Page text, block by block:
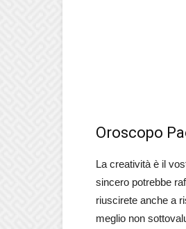
Oroscopo
La creatività è il
sincero potrebbe
riuscirete anche a
meglio non